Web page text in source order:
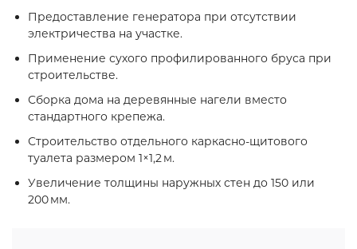
Предоставление генератора при отсутствии
электричества на участке.
Применение сухого профилированного бруса при
строительстве.
Сборка дома на деревянные нагели вместо
стандартного крепежа.
Строительство отдельного каркасно‑щитового
туалета размером 1×1,2 м.
Увеличение толщины наружных стен до 150 или
200 мм.